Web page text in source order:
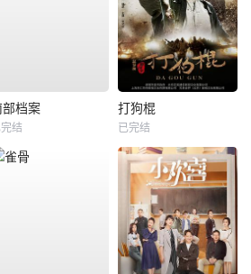
部档案
结
打狗棍
已完结